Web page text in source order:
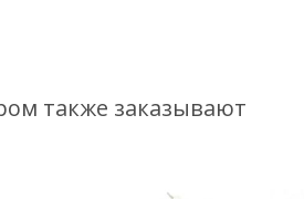
также заказывают